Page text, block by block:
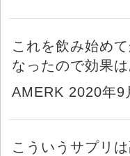
これを飲み始め
なったので効果
AMERK 2020年9
こういうサプリ